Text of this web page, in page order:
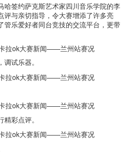
哈签约萨克斯艺术家四川音乐学院的李
评与亲切指导，令大赛增添了许多亮
管乐爱好者同台竞技的交流平台，更带
试乐器。
彩点评。